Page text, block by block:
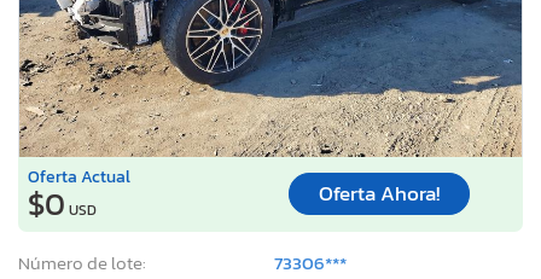
Oferta Actual
$0 USD
Oferta Ahora!
Número de lote:
73306***